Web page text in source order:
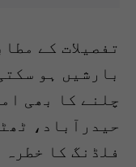
تفصیلات کے
بارشیں ہو
چلنے کا بھی
حیدرآباد،
فلڈنگ کا خطرہ